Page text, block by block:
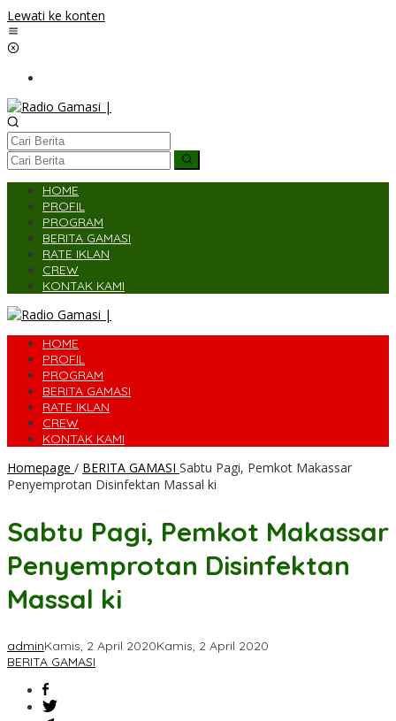
Lewati ke konten
HOME
PROFIL
PROGRAM
BERITA GAMASI
RATE IKLAN
CREW
KONTAK KAMI
HOME
PROFIL
PROGRAM
BERITA GAMASI
RATE IKLAN
CREW
KONTAK KAMI
Homepage / BERITA GAMASI Sabtu Pagi, Pemkot Makassar
Penyemprotan Disinfektan Massal ki
Sabtu Pagi, Pemkot Makassar
Penyemprotan Disinfektan
Massal ki
adminKamis, 2 April 2020Kamis, 2 April 2020
BERITA GAMASI